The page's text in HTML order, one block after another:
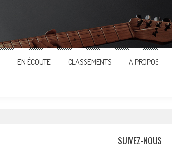
EN ÉCOUTE CLASSEMENTS A PROPOS
SUIVEZ-NOUS